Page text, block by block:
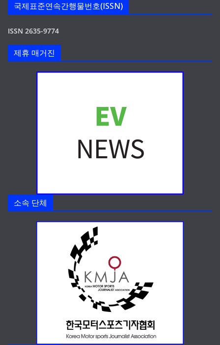
국제표준연속간행물번호(ISSN)
ISSN 2635-9774
제휴 매거진
소속 단체